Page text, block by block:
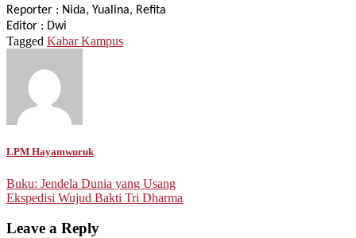
Reporter : Nida, Yualina, Refita
Editor : Dwi
Tagged Kabar Kampus
LPM Hayamwuruk
Post
navigation
Buku: Jendela Dunia yang Usang
Ekspedisi Wujud Bakti Tri Dharma
Leave a Reply